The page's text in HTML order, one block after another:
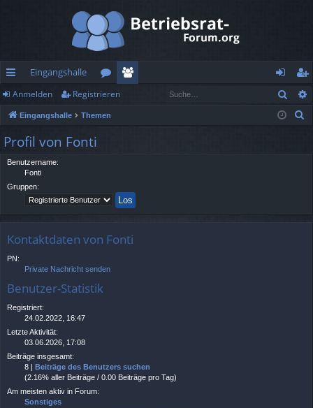
ch
ne
llz
ug
rif
Eingangshalle
or
en
n
m
eg
ist
Anmelden Registrieren
Eingangshalle Themen
Profil von Fonti
Benutzername:
Fonti
Gruppen:
Kontaktdaten von Fonti
PN:
Private Nachricht senden
Benutzer-Statistik
Registriert:
24.02.2022, 16:47
Letzte Aktivität:
03.06.2026, 17:08
Beiträge insgesamt:
8 | Beiträge des Benutzers suchen
(2.16% aller Beiträge / 0.00 Beiträge pro Tag)
Am meisten aktiv in Forum:
Sonstiges